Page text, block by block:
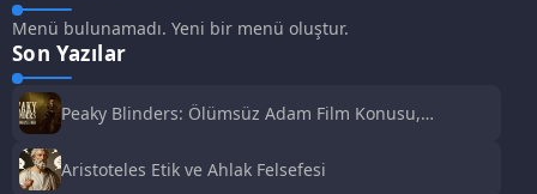
Menü bulunamadı. Yeni bir menü oluştur.
Son Yazılar
Peaky Blinders: Ölümsüz Adam Film Konusu,
Aristoteles Etik ve Ahlak Felsefesi